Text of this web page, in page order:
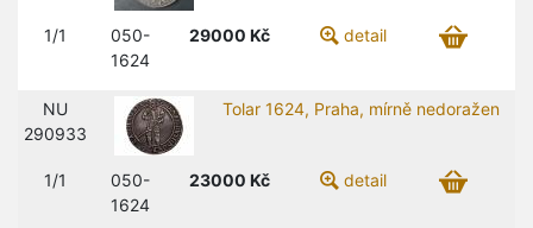
1/1
050-
1624
29000 Kč detail
NU
290933
Tolar 1624, Praha, mírně nedoražen
1/1
050-
1624
23000 Kč detail